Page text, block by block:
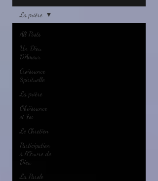
All Posts
Un Dieu
D'Amour
Croissance
Spirituelle
La prière
Obéissance
et Foi
Le Chretien
Participation
à l'Œuvre de
Dieu
La Parole
La prière